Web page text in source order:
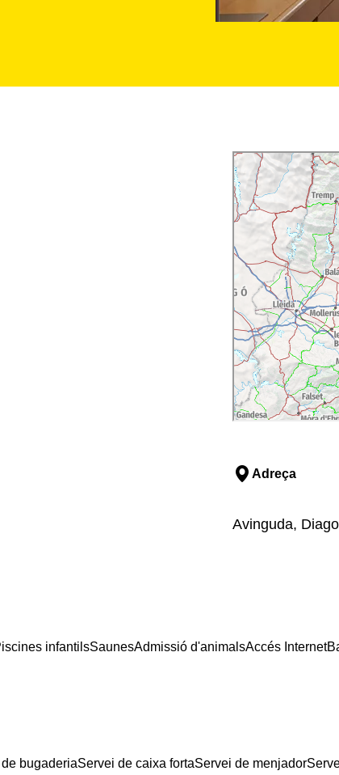
Adreça
Avinguda,
infantilsSaunesAdmissió d'animalsAccés Internet
bugaderiaServei de caixa fortaServei de menjador